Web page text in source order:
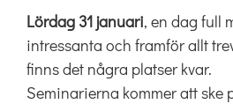
Lördag 31 januari, en dag full
intressanta och framför allt
finns det några platser kvar.
Seminarierna kommer att ske